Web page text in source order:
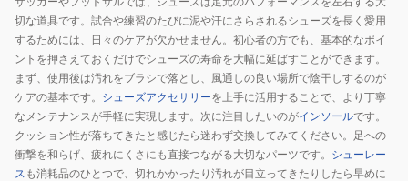
ー
BX483
切な道具です。試合や練習のたびに泥や汗にさらされるシューズを長く愛用
するためには、日々のケアが欠かせません。初心者の方でも、基本的なポイ
ントを押さえておくだけでシューズの寿命を大幅に延ばすことができます。
まず、使用後は汚れをブラシで落とし、風通しの良い場所で陰干しするのが
ケアの基本です。 シューズアクセサリーを上手に活用することで、より丁寧
なメンテナンスが手軽に実現します。次に注目したいのがインソールです。
クッション性が落ちてきたと感じたら迷わず交換してみてください。足への
衝撃を和らげ、疲れにくさにも直接つながる大切なパーツです。 シューレー
ス も消耗品のひとつで、切れかかったり汚れが目立ってきたりしたら早めに